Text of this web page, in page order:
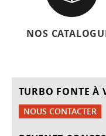
NOS
TURBO FONTE À
NOUS CONTACTER